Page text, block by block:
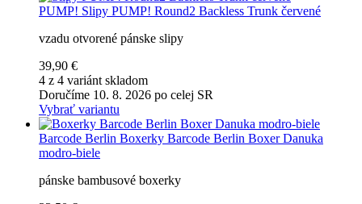
PUMP! Slipy PUMP! Round2 Backless Trunk červené
vzadu otvorené pánske slipy
39,90 €
4 z 4 variánt skladom
Doručíme 10. 8. 2026 po celej SR
Vybrať variantu
Barcode Berlin Boxerky Barcode Berlin Boxer Danuka
modro-biele
pánske bambusové boxerky